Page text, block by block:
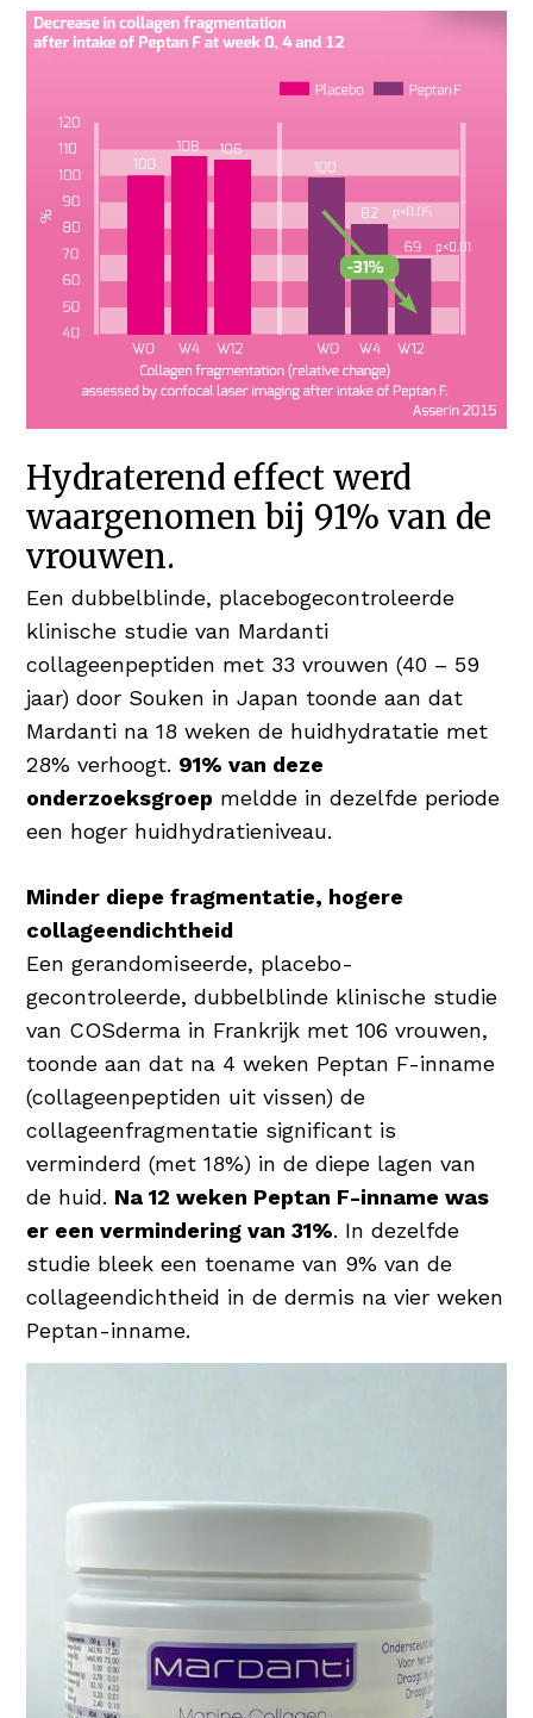
Hydraterend effect werd
waargenomen bij 91% van de
vrouwen.
Een dubbelblinde, placebogecontroleerde
klinische studie van Mardanti
collageenpeptiden met 33 vrouwen (40 – 59
jaar) door Souken in Japan toonde aan dat
Mardanti na 18 weken de huidhydratatie met
28% verhoogt. 91% van deze
onderzoeksgroep meldde in dezelfde periode
een hoger huidhydratieniveau.
Minder diepe fragmentatie, hogere
collageendichtheid
Een gerandomiseerde, placebo-
gecontroleerde, dubbelblinde klinische studie
van COSderma in Frankrijk met 106 vrouwen,
toonde aan dat na 4 weken Peptan F-inname
(collageenpeptiden uit vissen) de
collageenfragmentatie significant is
verminderd (met 18%) in de diepe lagen van
de huid. Na 12 weken Peptan F-inname was
er een vermindering van 31%. In dezelfde
studie bleek een toename van 9% van de
collageendichtheid in de dermis na vier weken
Peptan-inname.